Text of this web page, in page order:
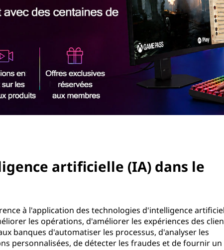
artificielle (IA) dans le
à l'application des technologies d'intelligence
les opérations, d'améliorer les expériences des
banques d'automatiser les processus, d'analyser les
personnalisées, de détecter les fraudes et de fournir un